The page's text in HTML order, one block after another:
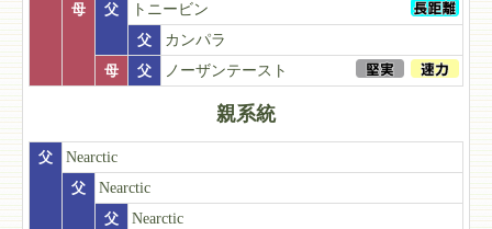
母
父
トニービン
父
カンパラ
母
父 ノーザンテースト
親系統
父
Nearctic
父
Nearctic
父
Nearctic